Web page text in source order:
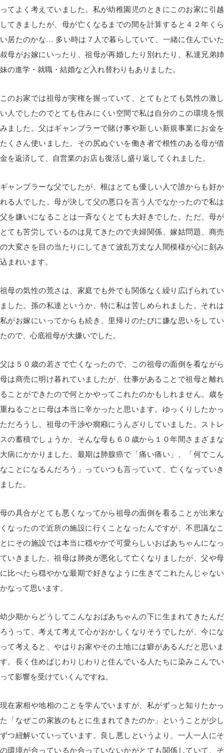
ってよく考えていました。私が幼稚園児のときにこのお家に引越
してきましたが、母が亡くなるまでの間を計算すると４２年くら
い居たのかな… 多い時は７人で暮らしていて、一緒に住んでいた
叔母がお嫁にいったり、祖母が再婚したり別れたり、私達兄弟姉
妹の進学・就職・結婚など入れ替わりもありました。
このお家では祖母が実権を握っていて、とてもとても気性の激し
い人でしたのでとても住みにくい空間で私は自分のこの環境を恨
みました。父はギャンブラーで賭け事や新しい新規事業にお金を
たくさん使いました。その尻ぬぐいを働き者で根性のある母が借
金を返済して、自営業のお店も復活し盛り返してくれました。
ギャンブラーな父でしたが、根はとても優しい人で誰からも好か
れる人でした。母が決して父の悪口を言う人でなかったので私は
父を嫌いになることは一斉なくとても大好きでした。ただ、母が
とても苦労しているのは見てきたので夫婦関係、嫁姑問題、商売
の大変さを目の当たりにしてきて波乱万丈な人間模様が心に刻み
込まれいます。
祖母の気性の荒さは、家庭でも外でも関係なく繰り広げられてい
ました。孫の私達というか、特に私は苦しめられました。それは
私がお嫁にいってからも続き、里帰りのたびに嫌な思いをしてい
たので、心底祖母が大嫌いでした。
父は５０歳の若さで亡くなったので、この祖母の面倒を看ながら
母は商売に明け暮れていましたが、仕事があることで祖母と離れ
ることができたので何とかやってこれたのかもしれません。歳を
重ねるごとに母は本当に辛かったと思います。ゆっくりしたかっ
ただろうし、祖母の干渉や癇癪にうんざりしていました。ストレ
スの蓄積でしょうか、そんな母も６０歳から１０年間さまざまな
大病にかかりました。最期は肺腺癌で「痛い痛い」、「何でこん
なことになるんだろう」っていつも言っていて、亡くなっていき
ました。
母の具合がとても悪くなってから祖母の面倒を看ることが出来な
くなったので近所の施設に行くことなったんですが、不思議なこ
とにその施設では本当に穏やかで可愛らしいおばあちゃんになっ
ていきました。祖母は肺炎が悪化して亡くなりましたが、父や母
に比べたら穏やかな最期で好きなように生きてこれたんじゃない
かなって思います。
幼少期からどうしてこんなおばあちゃんの下に生まれてきたんだ
ろうって、考えて考えて心がおかしくなりそうでしたが、今にな
って考えると、やはりお家やその土地には癖があるんだと思いま
す。長く住めばじわりじわりと住んでいる人たちに染みこんでい
って影響を受けていくんですね。
現在家相や地相のことを学んでいますが、私がずっと知りたかっ
た「なぜこの家族のもとに生まれてきたのか」ということが少し
ずつ紐解いていっています。良し悪しというより、一人一人にそ
の環境が合っているか合っていないかがとても関係していて、そ